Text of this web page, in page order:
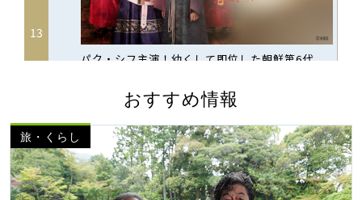
おすすめ情報
旅・くらし